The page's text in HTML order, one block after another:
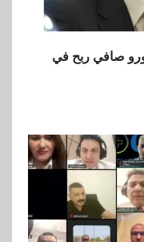
تحقق 5.6 مليار يورو صافي ربح في